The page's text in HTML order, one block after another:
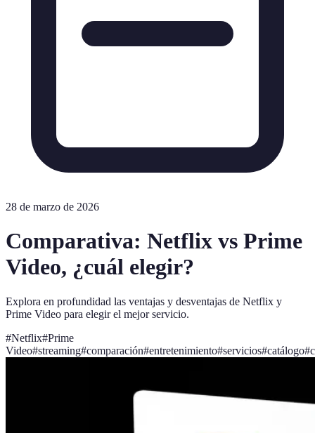
28 de marzo de 2026
Comparativa: Netflix vs Prime
Video, ¿cuál elegir?
Explora en profundidad las ventajas y desventajas de Netflix y
Prime Video para elegir el mejor servicio.
#Netflix#Prime
Video#streaming#comparación#entretenimiento#servicios#catálogo#